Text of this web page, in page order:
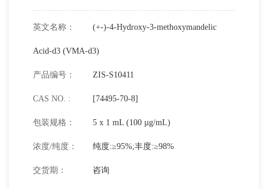
英文名称： (+-)-4-Hydroxy-3-methoxymandelic
Acid-d3 (VMA-d3)
产品编号： ZIS-S10411
CAS NO. : [74495-70-8]
包装规格： 5 x 1 mL (100 µg/mL)
浓度/纯度： 纯度:≥95%;丰度:≥98%
交货期： 咨询